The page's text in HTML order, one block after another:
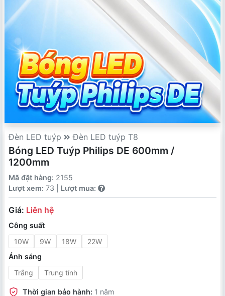
Đèn LED tuýp Đèn LED tuýp T8
Bóng LED Tuýp Philips DE 600mm /
1200mm
Mã đặt hàng: 2155
Lượt xem: 73 | Lượt mua:
Giá: Liên hệ
Công suất
10W
9W 18W
22W
Ánh sáng
Trắng
Trung tính
Thời gian bảo hành: 1 năm